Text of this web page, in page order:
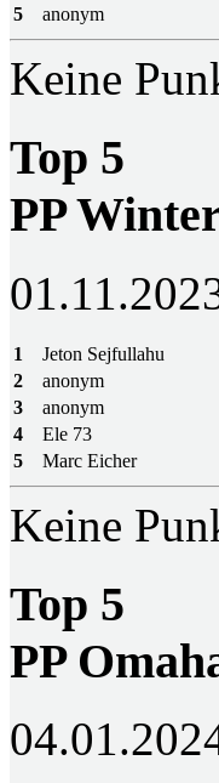
5
anonym
Keine
Top 5
PP
1
Jeton Sejfullahu
2
anonym
3
anonym
4
Ele 73
5
Marc Eicher
Keine
Top 5
PP